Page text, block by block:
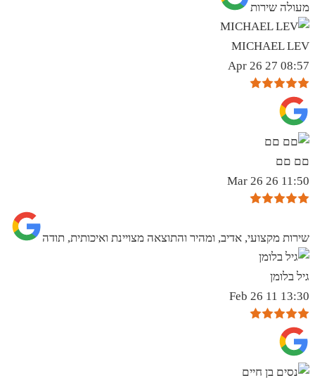
מעולה שירות
MICHAEL LEV
08:57 27 Apr 26
םם םם
11:50 26 Mar 26
שירות מקצועי, אדיב, ומהיר והתוצאה מצויינת ואיכותית, תודה
גיל בלומן
13:30 11 Feb 26